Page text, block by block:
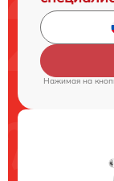
Нажимая на